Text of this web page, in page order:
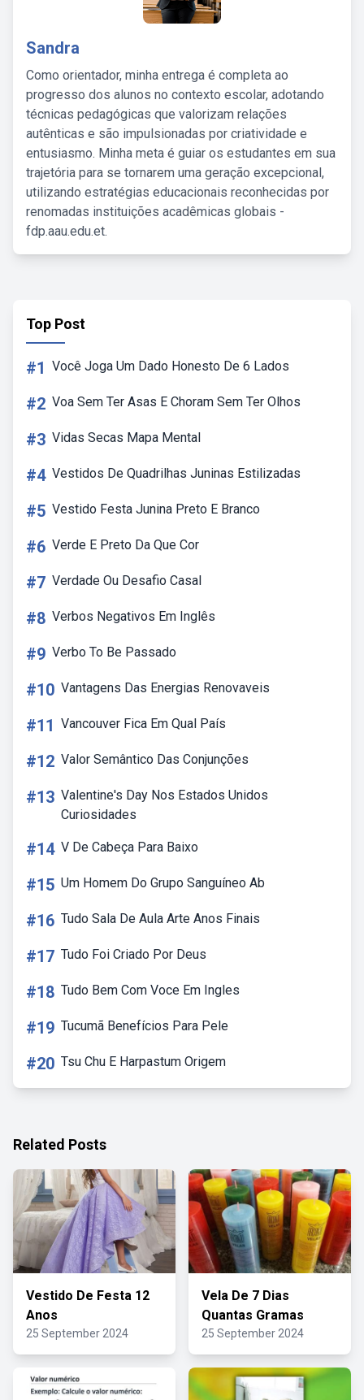
Sandra
Como orientador, minha entrega é completa ao
progresso dos alunos no contexto escolar, adotando
técnicas pedagógicas que valorizam relações
autênticas e são impulsionadas por criatividade e
entusiasmo. Minha meta é guiar os estudantes em sua
trajetória para se tornarem uma geração excepcional,
utilizando estratégias educacionais reconhecidas por
renomadas instituições acadêmicas globais -
fdp.aau.edu.et.
Top Post
#1 Você Joga Um Dado Honesto De 6 Lados
#2 Voa Sem Ter Asas E Choram Sem Ter Olhos
#3 Vidas Secas Mapa Mental
#4 Vestidos De Quadrilhas Juninas Estilizadas
#5 Vestido Festa Junina Preto E Branco
#6 Verde E Preto Da Que Cor
#7 Verdade Ou Desafio Casal
#8 Verbos Negativos Em Inglês
#9 Verbo To Be Passado
#10 Vantagens Das Energias Renovaveis
#11 Vancouver Fica Em Qual País
#12 Valor Semântico Das Conjunções
#13 Valentine's Day Nos Estados Unidos
Curiosidades
#14 V De Cabeça Para Baixo
#15 Um Homem Do Grupo Sanguíneo Ab
#16 Tudo Sala De Aula Arte Anos Finais
#17 Tudo Foi Criado Por Deus
#18 Tudo Bem Com Voce Em Ingles
#19 Tucumã Benefícios Para Pele
#20 Tsu Chu E Harpastum Origem
Related Posts
Vestido De Festa 12
Anos
25 September 2024
Vela De 7 Dias
Quantas Gramas
25 September 2024